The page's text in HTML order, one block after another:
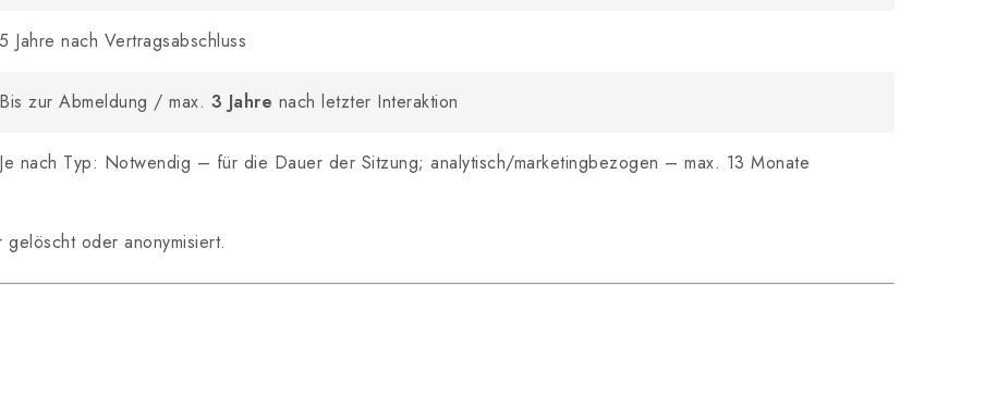
5 Jahre nach Vertragsabschluss
Bis zur Abmeldung / max. 3 Jahre nach letzter Interaktion
Je nach Typ: Notwendig – für die Dauer der Sitzung; analytisch/marketingbezogen – max. 13 Monate
oder anonymisiert.